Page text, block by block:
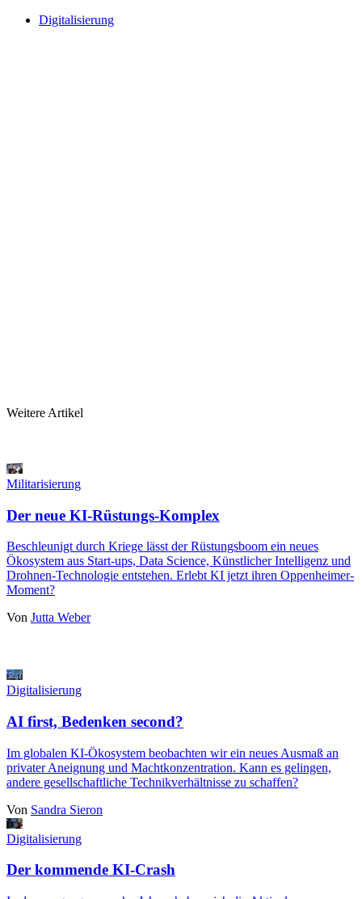
Digitalisierung
Weitere Artikel
Militarisierung
Der neue KI-Rüstungs-Komplex
Beschleunigt durch Kriege lässt der Rüstungsboom ein neues
Ökosystem aus Start-ups, Data Science, Künstlicher Intelligenz und
Drohnen-Technologie entstehen. Erlebt KI jetzt ihren Oppenheimer-
Moment?
Von Jutta Weber
Digitalisierung
AI first, Bedenken second?
Im globalen KI-Ökosystem beobachten wir ein neues Ausmaß an
privater Aneignung und Machtkonzentration. Kann es gelingen,
andere gesellschaftliche Technikverhältnisse zu schaffen?
Von Sandra Sieron
Digitalisierung
Der kommende KI-Crash